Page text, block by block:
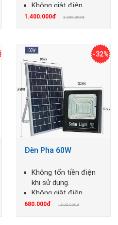
Không giật điện,
không cháy nổ
1.400.000đ 2.200.000đ
-32%
Đèn Pha 60W
Không tốn tiền điện
khi sử dụng.
Không giật điện,
không cháy nổ
680.000đ 1.000.000đ